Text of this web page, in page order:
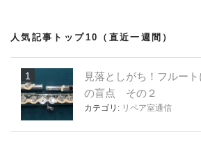
人気記事トップ10（直近一週間）
見落としがち！フルー
の盲点 その２
カテゴリ: リペア室通信